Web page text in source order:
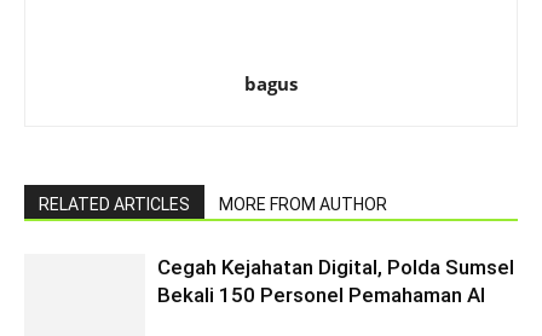
bagus
RELATED ARTICLES MORE FROM AUTHOR
Cegah Kejahatan Digital, Polda Sumsel
Bekali 150 Personel Pemahaman AI